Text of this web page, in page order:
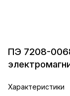
ПЭ 7208-
Характеристики